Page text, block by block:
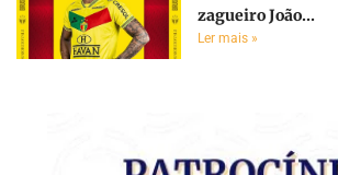
zagueiro João...
Ler mais »